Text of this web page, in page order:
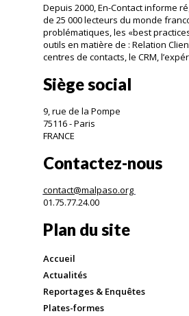
Depuis 2000, En-Contact informe
de 25 000 lecteurs du monde
problématiques, les «best
outils en matière de : Relation
centres de contacts, le CRM,
Siège social
9, rue de la Pompe
75116 - Paris
FRANCE
Contactez-nous
contact@malpaso.org
01.75.77.24.00
Plan du site
Accueil
Actualités
Reportages & Enquêtes
Plates-formes